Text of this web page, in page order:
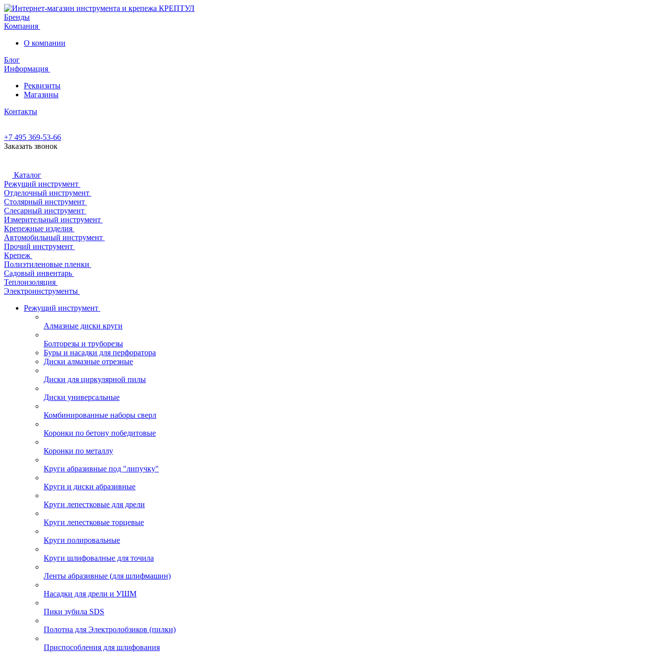
Бренды
Компания
О компании
Блог
Информация
Реквизиты
Магазины
Контакты
+7 495 369-53-66
Заказать звонок
Каталог
Режущий инструмент
Отделочный инструмент
Столярный инструмент
Слесарный инструмент
Измерительный инструмент
Крепежные изделия
Автомобильный инструмент
Прочий инструмент
Крепеж
Полиэтиленовые пленки
Садовый инвентарь
Теплоизоляция
Электроинструменты
Режущий инструмент
Алмазные диски круги
Болторезы и труборезы
Буры и насадки для перфоратора
Диски алмазные отрезные
Диски для циркулярной пилы
Диски универсальные
Комбинированные наборы сверл
Коронки по бетону победитовые
Коронки по металлу
Круги абразивные под "липучку"
Круги и диски абразивные
Круги лепестковые для дрели
Круги лепестковые торцевые
Круги полировальные
Круги шлифовалные для точила
Ленты абразивные (для шлифмашин)
Насадки для дрели и УШМ
Пики зубила SDS
Полотна для Электролобзиков (пилки)
Приспособления для шлифования